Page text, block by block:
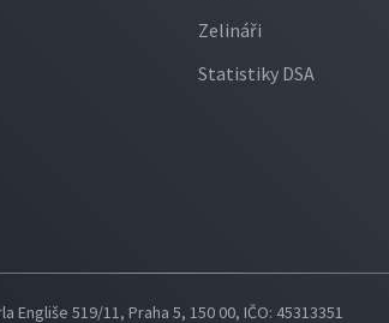
Zelináři
Statistiky DSA
519/11, Praha 5, 150 00, IČO: 45313351